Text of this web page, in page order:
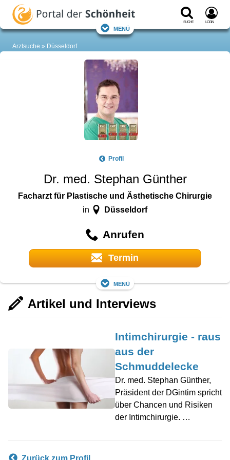
Suche Login
Menü
Arztsuche Düsseldorf
Profil
Dr. med. Stephan Günther
Facharzt für Plastische und Ästhetische Chirurgie
in Düsseldorf
Anrufen
Termin
Menü
Artikel und Interviews
Intimchirurgie - raus
aus der
Schmuddelecke
Dr. med. Stephan Günther,
Präsident der DGintim spricht
über Chancen und Risiken
der Intimchirurgie. …
Zurück zum Profil